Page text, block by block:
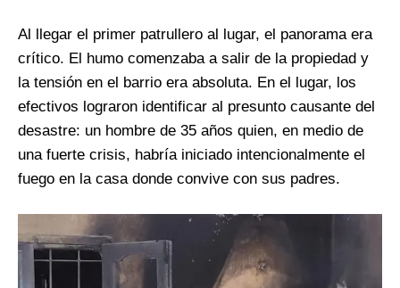
Al llegar el primer patrullero al lugar, el panorama era
crítico. El humo comenzaba a salir de la propiedad y
la tensión en el barrio era absoluta. En el lugar, los
efectivos lograron identificar al presunto causante del
desastre: un hombre de 35 años quien, en medio de
una fuerte crisis, habría iniciado intencionalmente el
fuego en la casa donde convive con sus padres.